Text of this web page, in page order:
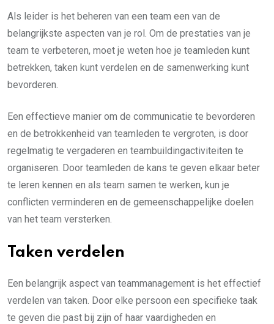
Als leider is het beheren van een team een van de
belangrijkste aspecten van je rol. Om de prestaties van je
team te verbeteren, moet je weten hoe je teamleden kunt
betrekken, taken kunt verdelen en de samenwerking kunt
bevorderen.
Een effectieve manier om de communicatie te bevorderen
en de betrokkenheid van teamleden te vergroten, is door
regelmatig te vergaderen en teambuildingactiviteiten te
organiseren. Door teamleden de kans te geven elkaar beter
te leren kennen en als team samen te werken, kun je
conflicten verminderen en de gemeenschappelijke doelen
van het team versterken.
Taken verdelen
Een belangrijk aspect van teammanagement is het effectief
verdelen van taken. Door elke persoon een specifieke taak
te geven die past bij zijn of haar vaardigheden en